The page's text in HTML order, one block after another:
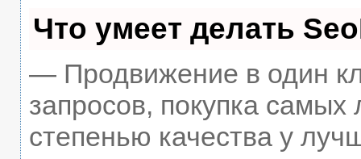
Что умеет делать
— Продвижение в один
запросов, покупка
степенью качества у